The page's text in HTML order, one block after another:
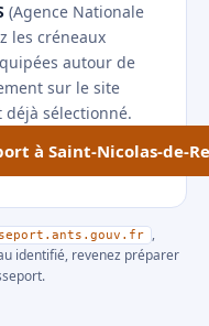
(Agence Nationale
les créneaux
autour de
sur le site
déjà sélectionné.
à Saint-Nicolas-de-
,
identifié, revenez préparer